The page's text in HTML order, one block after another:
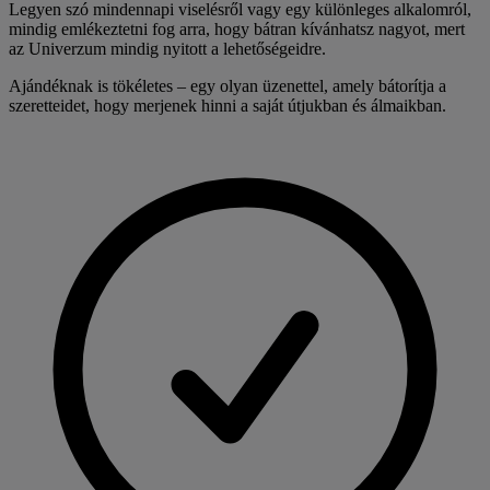
Legyen szó mindennapi viselésről vagy egy különleges alkalomról,
mindig emlékeztetni fog arra, hogy bátran kívánhatsz nagyot, mert
az Univerzum mindig nyitott a lehetőségeidre.
Ajándéknak is tökéletes – egy olyan üzenettel, amely bátorítja a
szeretteidet, hogy merjenek hinni a saját útjukban és álmaikban.